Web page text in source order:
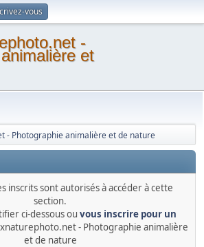
vous
-
et
- Photographie animalière et de nature
inscrits sont autorisés à accéder à cette
section.
ci-dessous ou vous inscrire pour un
- Photographie animalière
et de nature